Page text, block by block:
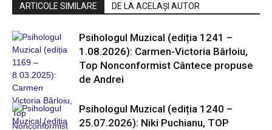
ARTICOLE SIMILARE DE LA ACELAȘI AUTOR
Psihologul Muzical (ediția 1241 –
1.08.2026): Carmen-Victoria Bârloiu,
Top Nonconformist Cântece propuse
de Andrei
Psihologul Muzical (ediția 1240 –
25.07.2026): Niki Puchianu, TOP